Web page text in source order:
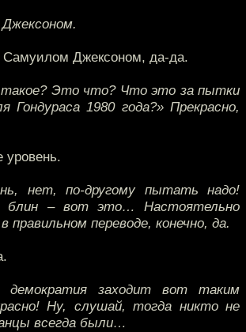
Джексоном, да-да.
Это что? Что это за пытки
Гондураса 1980 года?» Прекрасно,
уровень.
нет, по-другому пытать надо!
блин – вот это… Настоятельно
правильном переводе, конечно, да.
заходит вот таким
Ну, слушай, тогда никто не
всегда были…